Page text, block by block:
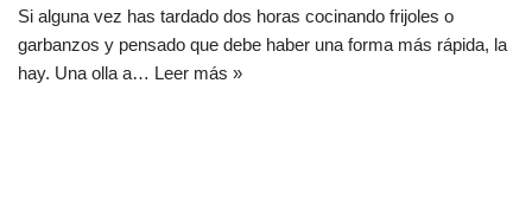
Si alguna vez has tardado dos horas cocinando frijoles o
garbanzos y pensado que debe haber una forma más rápida, la
hay. Una olla a… Leer más »